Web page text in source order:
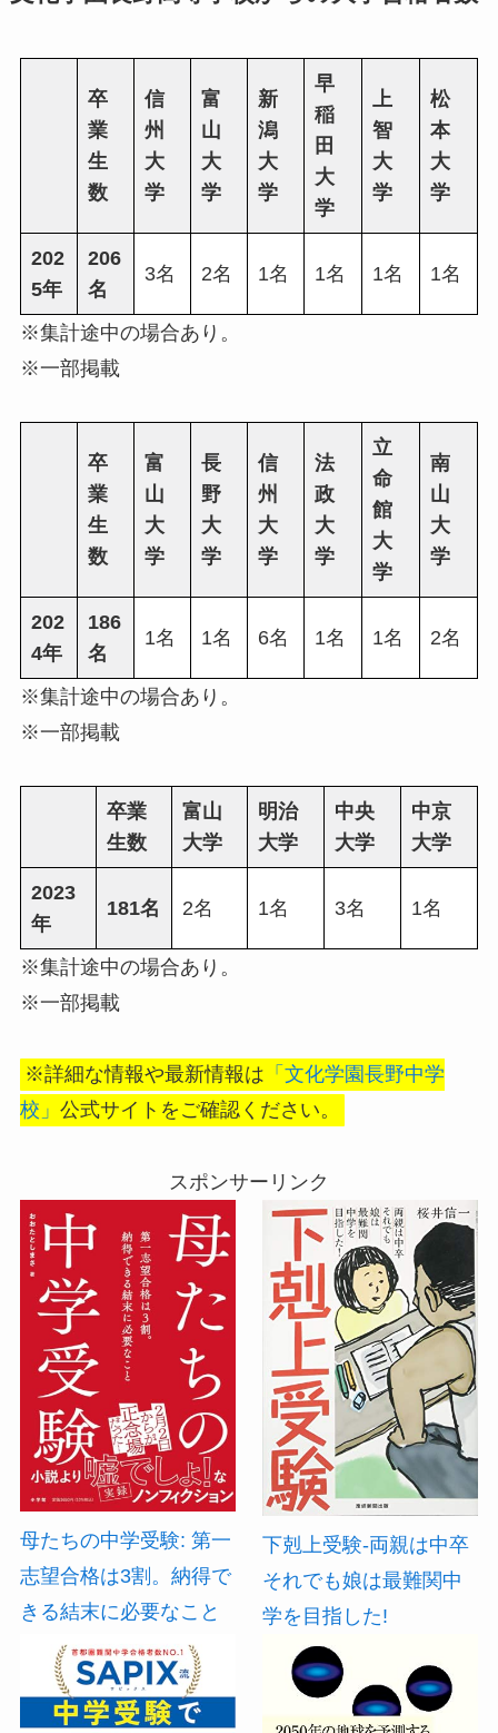
卒
業
生
数
信
州
大
学
富
山
大
学
新
潟
大
学
早
稲
田
大
学
上
智
大
学
松
本
大
学
202
5年
206
名
3名 2名 1名 1名 1名 1名
※集計途中の場合あり。
※一部掲載
卒
業
生
数
富
山
大
学
長
野
大
学
信
州
大
学
法
政
大
学
立
命
館
大
学
南
山
大
学
202
4年
186
名
1名 1名 6名 1名 1名 2名
※集計途中の場合あり。
※一部掲載
卒業
生数
富山
大学
明治
大学
中央
大学
中京
大学
2023
年
181名 2名 1名 3名 1名
※集計途中の場合あり。
※一部掲載
※詳細な情報や最新情報は 「文化学園長野中学
校」 公式サイトをご確認ください。
スポンサーリンク
母たちの中学受験: 第一
志望合格は3割。納得で
きる結末に必要なこと
下剋上受験-両親は中卒
それでも娘は最難関中
学を目指した!